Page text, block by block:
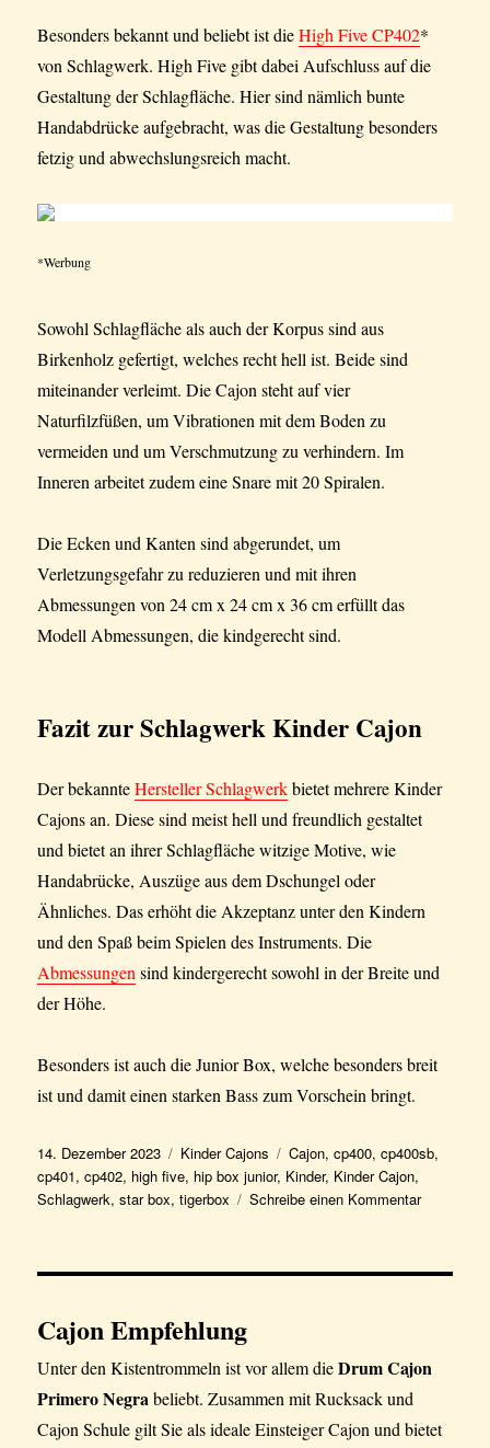
Besonders bekannt und beliebt ist dieHigh Five CP402*
von Schlagwerk. High Five gibt dabei Aufschluss auf die
Gestaltung der Schlagfläche. Hier sind nämlich bunte
Handabdrücke aufgebracht, was die Gestaltung besonders
fetzig und abwechslungsreich macht.
*Werbung
Sowohl Schlagfläche als auch der Korpus sind aus
Birkenholz gefertigt, welches recht hell ist. Beide sind
miteinander verleimt. Die Cajon steht auf vier
Naturfilzfüßen, um Vibrationen mit dem Boden zu
vermeiden und um Verschmutzung zu verhindern. Im
Inneren arbeitet zudem eine Snare mit 20 Spiralen.
Die Ecken und Kanten sind abgerundet, um
Verletzungsgefahr zu reduzieren und mit ihren
Abmessungen von 24 cm x 24 cm x 36 cm erfüllt das
Modell Abmessungen, die kindgerecht sind.
Fazitzur Schlagwerk Kinder Cajon
Der bekannteHersteller Schlagwerkbietet mehrere Kinder
Cajons an. Diese sind meist hell und freundlich gestaltet
und bietet an ihrer Schlagfläche witzige Motive, wie
Handabrücke, Auszüge aus dem Dschungel oder
Ähnliches. Das erhöht die Akzeptanz unter den Kindern
und den Spaß beim Spielen des Instruments. Die
Abmessungensind kindergerecht sowohl in der Breite und
der Höhe.
Besonders ist auch die Junior Box, welche besonders breit
ist und damit einen starken Bass zum Vorschein bringt.
Veröffentlicht
am
14. Dezember 2023 Kategorien
Kinder Cajons Schlagwörter
Cajon,cp400,cp400sb,
cp401,cp402, high five, hip box junior, Kinder, Kinder Cajon,
Schlagwerk,star box,tigerbox Schreibe einen Kommentarzu
Cajon
Cajon Empfehlung
Unter den Kistentrommeln ist vor allem dieDrum Cajon
Primero Negrabeliebt. Zusammen mit Rucksack und
Cajon Schule gilt Sie als ideale Einsteiger Cajon und bietet